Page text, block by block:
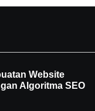
Website
Algoritma SEO